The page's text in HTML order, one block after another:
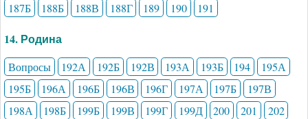
187Б
188Б 188В 188Г 189 190 191
14. Родина
Вопросы 192А 192Б 192В 193А 193Б 194
195А
195Б
196А 196Б 196В 196Г 197А 197Б
197В
198А
198Б 199Б 199В 199Г 199Д 200 201 202